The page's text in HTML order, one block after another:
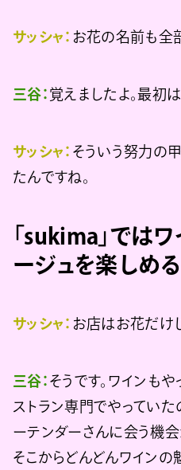
サッシャ： お花の名前も全
三谷： 覚えましたよ。最初
サッシャ： そういう努力の
たんですね。
「sukima」では
ージュを楽しめる
サッシャ： お店はお花だけ
三谷： そうです。ワインも
ストラン専門でやっていた
ーテンダーさんに会う機会
そこからどんどんワインの